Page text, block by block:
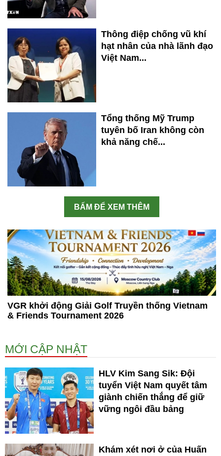
Thông điệp chống vũ khí
hạt nhân của nhà lãnh đạo
Việt Nam...
Tổng thống Mỹ Trump
tuyên bố Iran không còn
khả năng chế...
BẤM ĐỂ XEM THÊM
VGR khởi động Giải Golf Truyền thống Vietnam
& Friends Tournament 2026
MỚI CẬP NHẬT
HLV Kim Sang Sik: Đội
tuyển Việt Nam quyết tâm
giành chiến thắng để giữ
vững ngôi đầu bảng
Khám xét nơi ở của Huấn